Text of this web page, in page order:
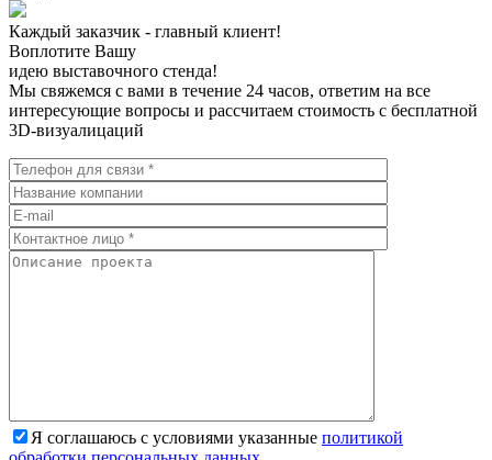
Каждый заказчик - главный клиент!
Воплотите Вашу
идею выставочного стенда!
Мы свяжемся с вами в течение 24 часов, ответим на все
интересующие вопросы и рассчитаем стоимость с бесплатной
3D-визуалицаций
Я соглашаюсь с условиями указанные политикой